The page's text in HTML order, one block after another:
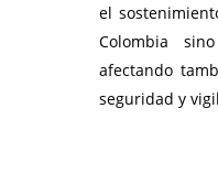
el
Colombia
afectando
seguridad y